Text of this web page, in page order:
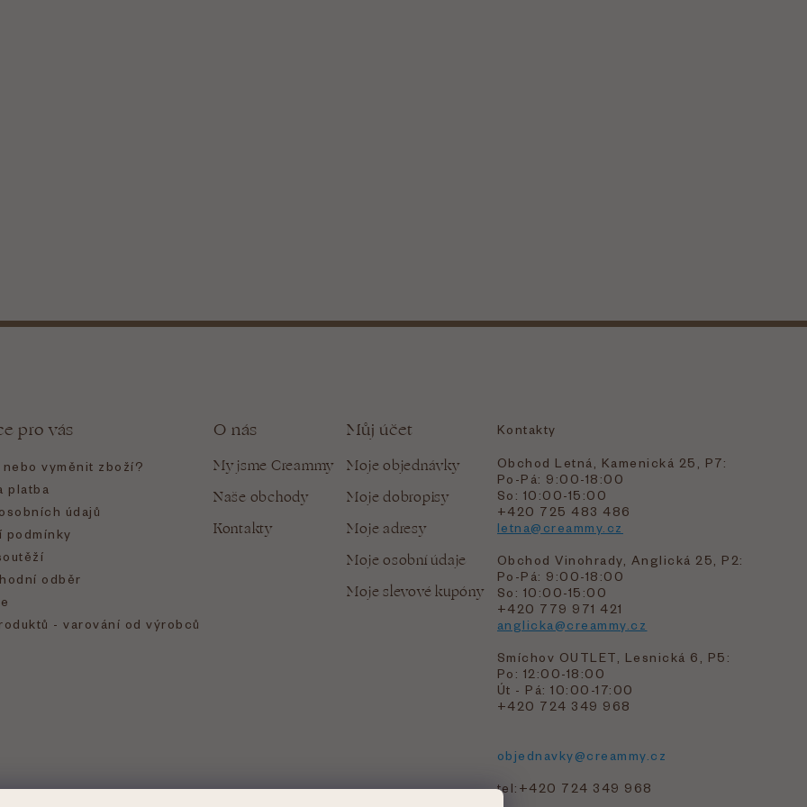
pro vás
vyměnit zboží?
platba
údajů
podmínky
odběr
- varování od výrobců
O nás
My jsme Creammy
Naše obchody
Kontakty
Můj účet
Moje objednávky
Moje dobropisy
Moje adresy
Moje osobní údaje
Moje slevové kupóny
Kontakty
Obchod Letná, Kamenická 25, P7:
Po-Pá: 9:00-18:00
So: 10:00-15:00
+420 725 483 486
letna@creammy.cz
Obchod Vinohrady, Anglická 25, P2:
Po-Pá: 9:00-18:00
So: 10:00-15:00
+420 779 971 421
anglicka@creammy.cz
Smíchov OUTLET, Lesnická 6, P5:
Po: 12:00-18:00
Út - Pá: 10:00-17:00
+420 724 349 968
objednavky@creammy.cz
tel:+420 724 349 968